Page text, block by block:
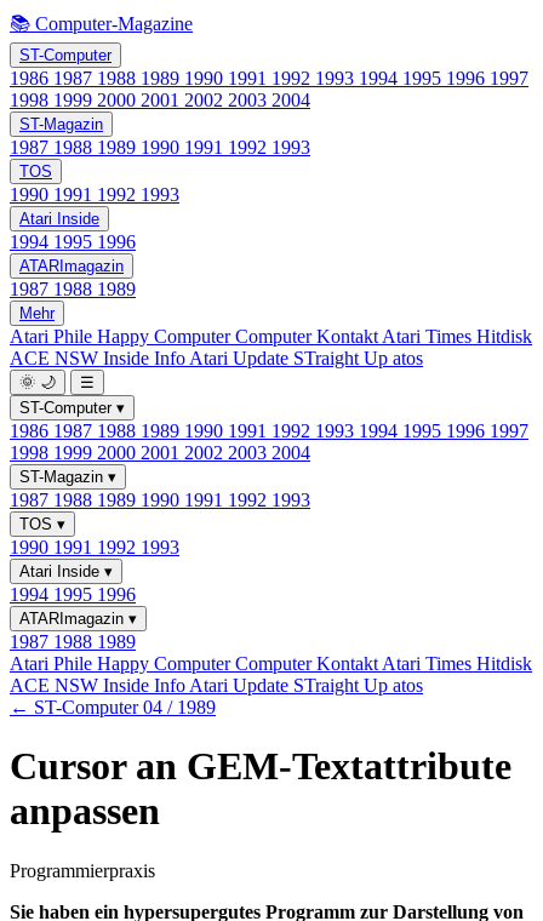
📚 Computer-Magazine
ST-Computer
1986 1987 1988 1989 1990 1991 1992 1993 1994 1995 1996 1997
1998 1999 2000 2001 2002 2003 2004
ST-Magazin
1987 1988 1989 1990 1991 1992 1993
TOS
1990 1991 1992 1993
Atari Inside
1994 1995 1996
ATARImagazin
1987 1988 1989
Mehr
Atari Phile Happy ComputerComputer Kontakt Atari Times Hitdisk
ACE NSW Inside Info Atari Update STraight Up atos
🌞 🌙
☰
ST-Computer ▾
1986 1987 1988 1989 1990 1991 1992 1993 1994 1995 1996 1997
1998 1999 2000 2001 2002 2003 2004
ST-Magazin ▾
1987 1988 1989 1990 1991 1992 1993
TOS ▾
1990 1991 1992 1993
Atari Inside ▾
1994 1995 1996
ATARImagazin ▾
1987 1988 1989
Atari Phile Happy ComputerComputer Kontakt Atari Times Hitdisk
ACE NSW Inside Info Atari Update STraight Up atos
← ST-Computer 04 / 1989
Cursor an GEM-Textattribute
anpassen
Programmierpraxis
Sie haben ein hypersupergutes Programm zur Darstellung von